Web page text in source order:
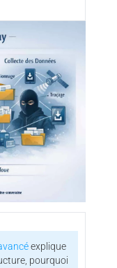
explique
pourquoi